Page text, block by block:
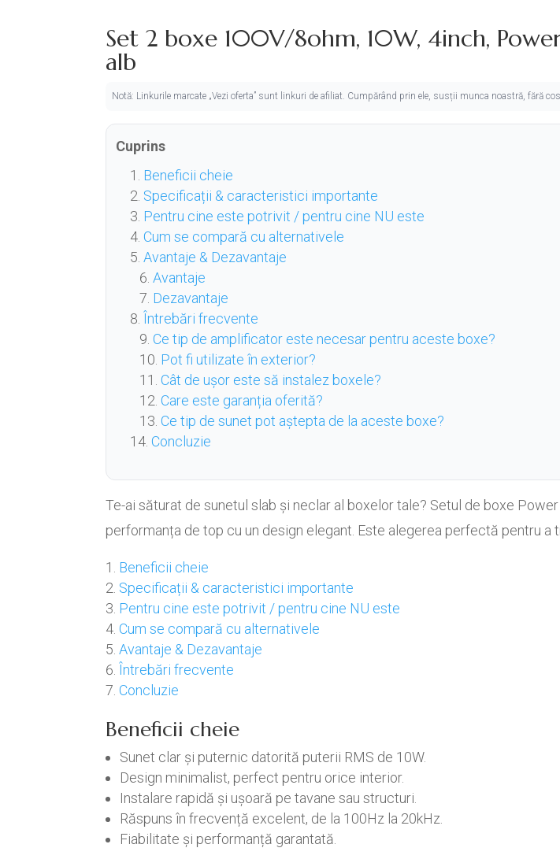
Set 2 boxe 100V/8ohm, 10W, 4inch,
alb
Notă: Linkurile marcate „Vezi oferta” sunt linkuri de afiliat. Cumpărând prin ele, susții munca noastră, fără
Cuprins
Beneficii cheie
Specificații & caracteristici importante
Pentru cine este potrivit / pentru cine NU este
Cum se compară cu alternativele
Avantaje & Dezavantaje
Avantaje
Dezavantaje
Întrebări frecvente
Ce tip de amplificator este necesar pentru aceste boxe?
Pot fi utilizate în exterior?
Cât de ușor este să instalez boxele?
Care este garanția oferită?
Ce tip de sunet pot aștepta de la aceste boxe?
Concluzie
Te-ai săturat de sunetul slab și neclar al boxelor tale? Setul de boxe
performanța de top cu un design elegant. Este alegerea perfectă pentru a
Beneficii cheie
Specificații & caracteristici importante
Pentru cine este potrivit / pentru cine NU este
Cum se compară cu alternativele
Avantaje & Dezavantaje
Întrebări frecvente
Concluzie
Beneficii cheie
Sunet clar și puternic datorită puterii RMS de 10W.
Design minimalist, perfect pentru orice interior.
Instalare rapidă și ușoară pe tavane sau structuri.
Răspuns în frecvență excelent, de la 100Hz la 20kHz.
Fiabilitate și performanță garantată.